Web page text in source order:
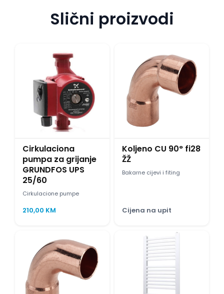
Slični proizvodi
Cirkulaciona
pumpa za grijanje
GRUNDFOS UPS
25/60
Cirkulacione pumpe
210,00 KM
Koljeno CU 90° fi28
ŽŽ
Bakarne cijevi i fiting
Cijena na upit